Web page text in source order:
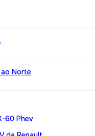
Norte
60 Phev